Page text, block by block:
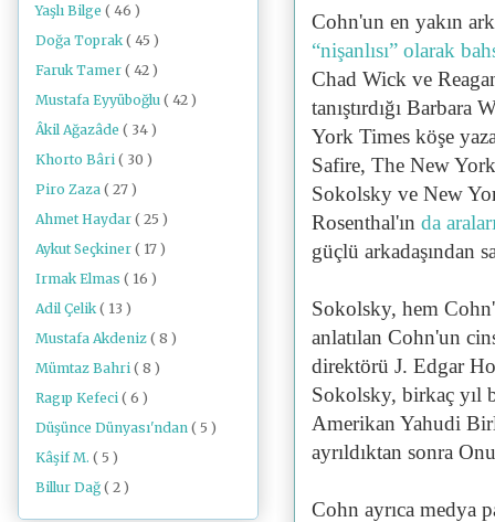
Cohn'un en yakın
“nişanlısı” olarak
Chad Wick ve
tanıştırdığı Barbara
York Times köşe
Safire, The New
Sokolsky ve New
Rosenthal'ın da
güçlü arkadaşından
Sokolsky, hem
anlatılan Cohn'un
direktörü J. Edgar
Sokolsky, birkaç yıl
Amerikan Yahudi
ayrıldıktan sonra
Cohn ayrıca medya
Yaşlı Bilge ( 46 )
Doğa Toprak ( 45 )
Faruk Tamer ( 42 )
Mustafa Eyyüboğlu ( 42 )
Âkil Ağazâde ( 34 )
Khorto Bâri ( 30 )
Piro Zaza ( 27 )
Ahmet Haydar ( 25 )
Aykut Seçkiner ( 17 )
Irmak Elmas ( 16 )
Adil Çelik ( 13 )
Mustafa Akdeniz ( 8 )
Mümtaz Bahri ( 8 )
Ragıp Kefeci ( 6 )
Düşünce Dünyası'ndan ( 5 )
Kâşif M. ( 5 )
Billur Dağ ( 2 )